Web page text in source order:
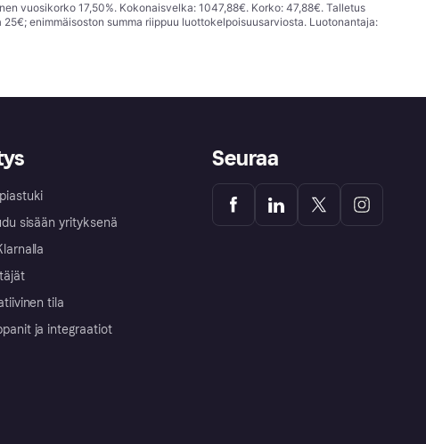
vuosikorko 17,50%. Kokonaisvelka: 1047,88€. Korko: 47,88€. Talletus
enimmäisoston summa riippuu luottokelpoisuusarviosta. Luotonantaja:
sisään yrityksenä
tila
ja integraatiot
Seuraa